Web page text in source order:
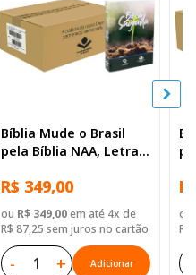
Bíblia Mude o Brasil
pela Bíblia NAA, Letra
— Mude Brasil
R$ 349,00
ou R$ 349,00em até 4x de
R$ 87,25 sem juros no cartão
- + Adicionar
—
ou
R$